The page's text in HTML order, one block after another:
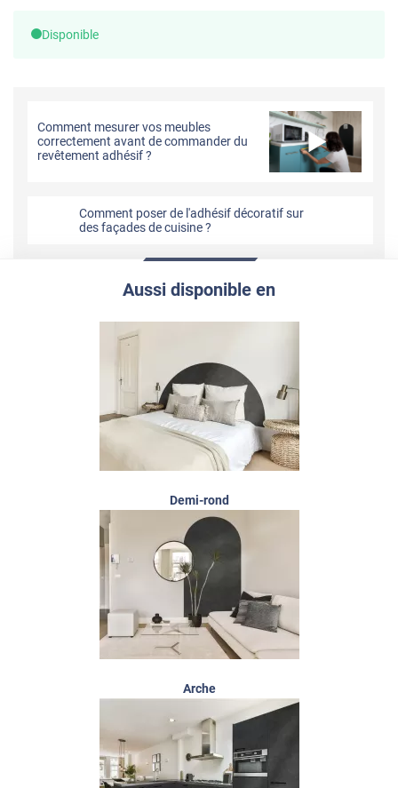
Disponible
Comment mesurer vos meubles
correctement avant de commander du
revêtement adhésif ?
Comment poser de l'adhésif décoratif sur
des façades de cuisine ?
Aussi disponible en
Demi-rond
Arche